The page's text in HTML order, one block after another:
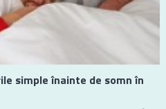
simple înainte de somn în